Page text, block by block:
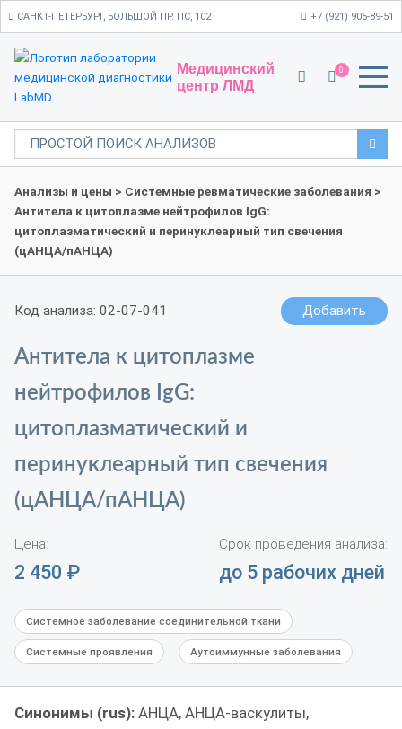
САНКТ-ПЕТЕРБУРГ, БОЛЬШОЙ ПР. ПС, 102 +7 (921) 905-89-51
Медицинский
центр ЛМД
0
Анализы и цены > Системные ревматические заболевания >
Антитела к цитоплазме нейтрофилов IgG:
цитоплазматический и перинуклеарный тип свечения
(цАНЦА/пАНЦА)
Код анализа: 02-07-041 Добавить
Антитела к цитоплазме
нейтрофилов IgG:
цитоплазматический и
перинуклеарный тип свечения
(цАНЦА/пАНЦА)
Цена:
2 450 ₽
Срок проведения анализа:
до 5 рабочих дней
Системное заболевание соединительной ткани
Системные проявления Аутоиммунные заболевания
Синонимы (rus): АНЦА, АНЦА-васкулиты,